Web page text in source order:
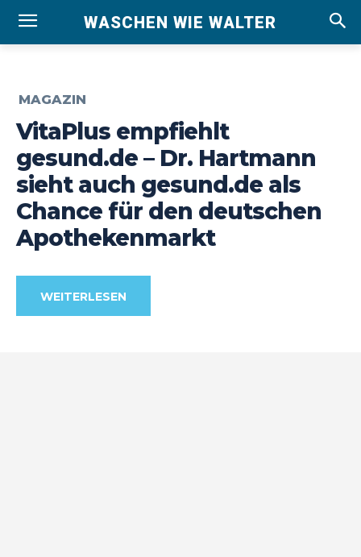
WASCHEN WIE WALTER
MAGAZIN
VitaPlus empfiehlt
gesund.de – Dr. Hartmann
sieht auch gesund.de als
Chance für den deutschen
Apothekenmarkt
WEITERLESEN